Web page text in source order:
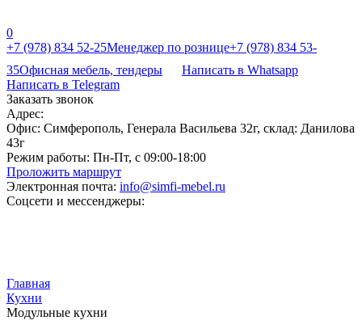
0
+7 (978) 834 52-25Менеджер по рознице+7 (978) 834 53-
35Офисная мебель, тендеры
Написать в Whatsapp
Написать в Telegram
Заказать звонок
Адрес:
Офис: Симферополь, Генерала Васильева 32г, склад: Данилова
43г
Режим работы: Пн-Пт, с 09:00-18:00
Проложить маршрут
Электронная почта: info@simfi-mebel.ru
Соцсети и мессенджеры:
Главная
Кухни
Модульные кухни